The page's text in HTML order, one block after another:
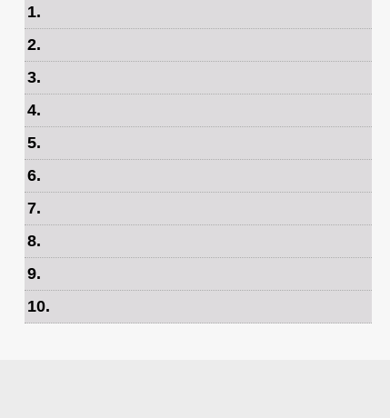
1.
2.
3.
4.
5.
6.
7.
8.
9.
10.